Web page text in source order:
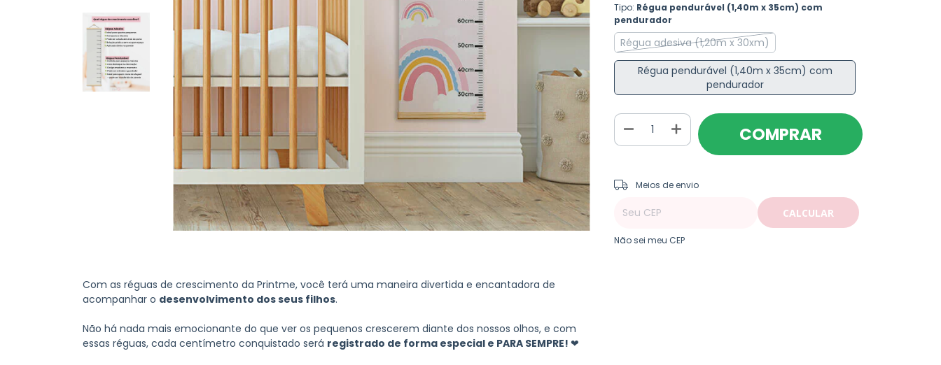
Com as réguas de crescimento da Printme, você terá uma maneira divertida e encantadora de
acompanhar o desenvolvimento dos seus filhos.
Não há nada mais emocionante do que ver os pequenos crescerem diante dos nossos olhos, e com
essas réguas, cada centímetro conquistado será registrado de forma especial e PARA SEMPRE! ❤
Tipo: Régua pendurável (1,40m x 35cm) com
pendurador
Régua adesiva (1,20m x 30xm)
Régua pendurável (1,40m x 35cm) com
pendurador
Entregas para o CEP:
Meios de envio
CALCULAR
Não sei meu CEP